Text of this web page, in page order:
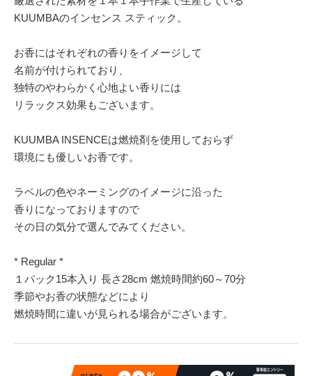
KUUMBAのインセンス スティック。
お香にはそれぞれの香りをイメージして
名前が付けられており、
独特のやわらかく心地よい香りには
リラックス効果もございます。
KUUMBA INSENCEは燃焼剤を使用しておらず
環境にも優しいお香です。
ラベルの色やネーミングのイメージに沿った
香りになっておりますので
その日の気分で選んでみてください。
* Regular *
１パック15本入り 長さ28cm 燃焼時間約60～70分
季節やお香の状態などにより
燃焼時間に違いが見られる場合がございます。